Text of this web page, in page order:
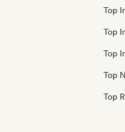
Top
Top
Top
Top
Top